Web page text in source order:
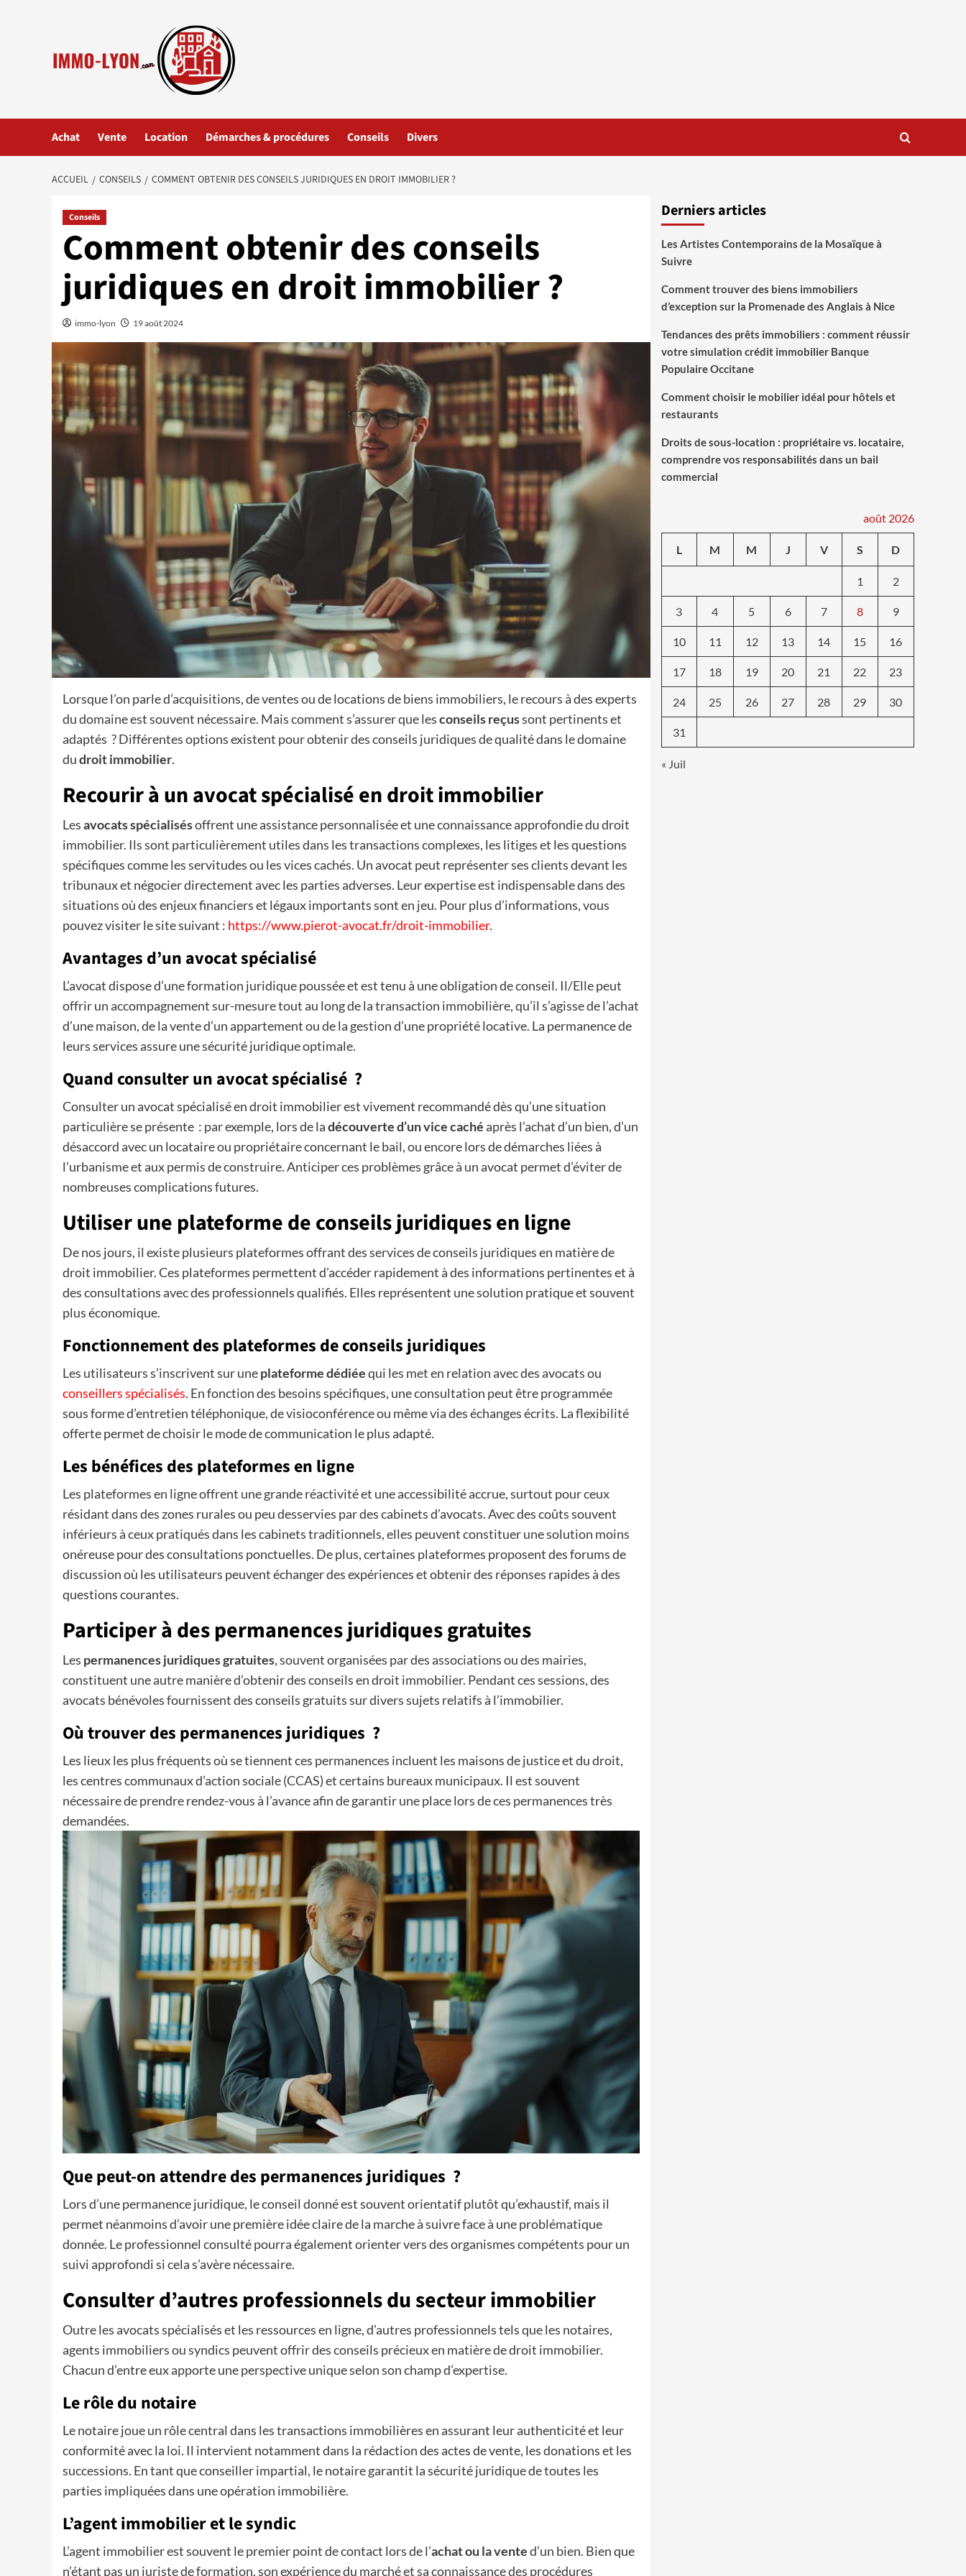
Achat Vente Location Démarches & procédures Conseils Divers
ACCUEIL CONSEILS COMMENT OBTENIR DES CONSEILS JURIDIQUES EN DROIT IMMOBILIER ?
Conseils
Comment obtenir des conseils
juridiques en droit immobilier ?
immo-lyon 19 août 2024
Lorsque l’on parle d’acquisitions, de ventes ou de locations de biens immobiliers, le recours à des experts
du domaine est souvent nécessaire. Mais comment s’assurer que lesconseils reçussont pertinents et
adaptés ? Différentes options existent pour obtenir des conseils juridiques de qualité dans le domaine
dudroit immobilier.
Recourir à un avocat spécialisé en droit immobilier
Lesavocats spécialisésoffrent une assistance personnalisée et une connaissance approfondie du droit
immobilier. Ils sont particulièrement utiles dans les transactions complexes, les litiges et les questions
spécifiques comme les servitudes ou les vices cachés. Un avocat peut représenter ses clients devant les
tribunaux et négocier directement avec les parties adverses. Leur expertise est indispensable dans des
situations où des enjeux financiers et légaux importants sont en jeu. Pour plus d’informations, vous
pouvez visiter le site suivant : https://www.pierot-avocat.fr/droit-immobilier.
Avantages d’un avocat spécialisé
L’avocat dispose d’une formation juridique poussée et est tenu à une obligation de conseil. Il/Elle peut
offrir un accompagnement sur-mesure tout au long de la transaction immobilière, qu’il s’agisse de l’achat
d’une maison, de la vente d’un appartement ou de la gestion d’une propriété locative. La permanence de
leurs services assure une sécurité juridique optimale.
Quand consulter un avocat spécialisé ?
Consulter un avocat spécialisé en droit immobilier est vivement recommandé dès qu’une situation
particulière se présente : par exemple, lors de ladécouverte d’un vice cachéaprès l’achat d’un bien, d’un
désaccord avec un locataire ou propriétaire concernant le bail, ou encore lors de démarches liées à
l’urbanisme et aux permis de construire. Anticiper ces problèmes grâce à un avocat permet d’éviter de
nombreuses complications futures.
Utiliser une plateforme de conseils juridiques en ligne
De nos jours, il existe plusieurs plateformes offrant des services de conseils juridiques en matière de
droit immobilier. Ces plateformes permettent d’accéder rapidement à des informations pertinentes et à
des consultations avec des professionnels qualifiés. Elles représentent une solution pratique et souvent
plus économique.
Fonctionnement des plateformes de conseils juridiques
Les utilisateurs s’inscrivent sur uneplateforme dédiéequi les met en relation avec des avocats ou
conseillers spécialisés. En fonction des besoins spécifiques, une consultation peut être programmée
sous forme d’entretien téléphonique, de visioconférence ou même via des échanges écrits. La flexibilité
offerte permet de choisir le mode de communication le plus adapté.
Les bénéfices des plateformes en ligne
Les plateformes en ligne offrent une grande réactivité et une accessibilité accrue, surtout pour ceux
résidant dans des zones rurales ou peu desservies par des cabinets d’avocats. Avec des coûts souvent
inférieurs à ceux pratiqués dans les cabinets traditionnels, elles peuvent constituer une solution moins
onéreuse pour des consultations ponctuelles. De plus, certaines plateformes proposent des forums de
discussion où les utilisateurs peuvent échanger des expériences et obtenir des réponses rapides à des
questions courantes.
Participer à des permanences juridiques gratuites
Les permanences juridiques gratuites, souvent organisées par des associations ou des mairies,
constituent une autre manière d’obtenir des conseils en droit immobilier. Pendant ces sessions, des
avocats bénévoles fournissent des conseils gratuits sur divers sujets relatifs à l’immobilier.
Où trouver des permanences juridiques ?
Les lieux les plus fréquents où se tiennent ces permanences incluent les maisons de justice et du droit,
les centres communaux d’action sociale (CCAS) et certains bureaux municipaux. Il est souvent
nécessaire de prendre rendez-vous à l’avance afin de garantir une place lors de ces permanences très
demandées.
Que peut-on attendre des permanences juridiques ?
Lors d’une permanence juridique, le conseil donné est souvent orientatif plutôt qu’exhaustif, mais il
permet néanmoins d’avoir une première idée claire de la marche à suivre face à une problématique
donnée. Le professionnel consulté pourra également orienter vers des organismes compétents pour un
suivi approfondi si cela s’avère nécessaire.
Consulter d’autres professionnels du secteur immobilier
Outre les avocats spécialisés et les ressources en ligne, d’autres professionnels tels que les notaires,
agents immobiliers ou syndics peuvent offrir des conseils précieux en matière de droit immobilier.
Chacun d’entre eux apporte une perspective unique selon son champ d’expertise.
Le rôle du notaire
Le notaire joue un rôle central dans les transactions immobilières en assurant leur authenticité et leur
conformité avec la loi. Il intervient notamment dans la rédaction des actes de vente, les donations et les
successions. En tant que conseiller impartial, le notaire garantit la sécurité juridique de toutes les
parties impliquées dans une opération immobilière.
L’agent immobilier et le syndic
L’agent immobilier est souvent le premier point de contact lors de l’achat ou la vented’un bien. Bien que
n’étant pas un juriste de formation, son expérience du marché et sa connaissance des procédures
Derniers articles
Les Artistes Contemporains de la Mosaïque à
Suivre
Comment trouver des biens immobiliers
d’exception sur la Promenade des Anglais à Nice
Tendances des prêts immobiliers : comment réussir
votre simulation crédit immobilier Banque
Populaire Occitane
Comment choisir le mobilier idéal pour hôtels et
restaurants
Droits de sous-location : propriétaire vs. locataire,
comprendre vos responsabilités dans un bail
commercial
août 2026
L M M J V S D
1 2
3 4 5 6 7 8 9
10 11 12 13 14 15 16
17 18 19 20 21 22 23
24 25 26 27 28 29 30
31
« Juil